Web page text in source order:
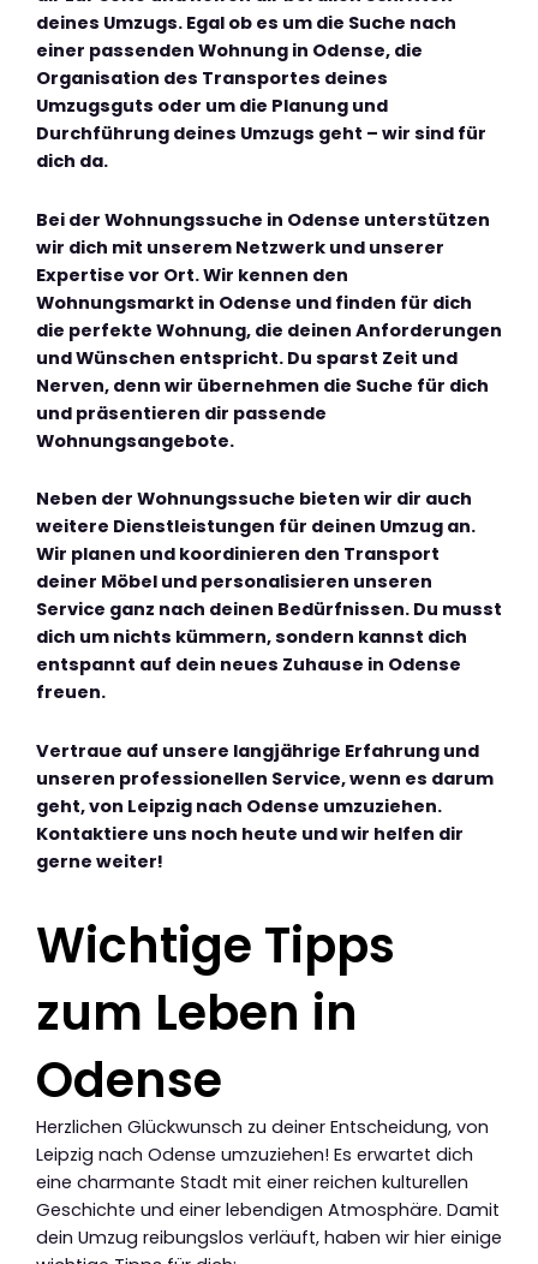
deines Umzugs. Egal ob es um die Suche nach
einer passenden Wohnung in Odense, die
Organisation des Transportes deines
Umzugsguts oder um die Planung und
Durchführung deines Umzugs geht – wir sind für
dich da.
Bei der Wohnungssuche in Odense unterstützen
wir dich mit unserem Netzwerk und unserer
Expertise vor Ort. Wir kennen den
Wohnungsmarkt in Odense und finden für dich
die perfekte Wohnung, die deinen Anforderungen
und Wünschen entspricht. Du sparst Zeit und
Nerven, denn wir übernehmen die Suche für dich
und präsentieren dir passende
Wohnungsangebote.
Neben der Wohnungssuche bieten wir dir auch
weitere Dienstleistungen für deinen Umzug an.
Wir planen und koordinieren den Transport
deiner Möbel und personalisieren unseren
Service ganz nach deinen Bedürfnissen. Du musst
dich um nichts kümmern, sondern kannst dich
entspannt auf dein neues Zuhause in Odense
freuen.
Vertraue auf unsere langjährige Erfahrung und
unseren professionellen Service, wenn es darum
geht, von Leipzig nach Odense umzuziehen.
Kontaktiere uns noch heute und wir helfen dir
gerne weiter!
Wichtige Tipps
zum Leben in
Odense
Herzlichen Glückwunsch zu deiner Entscheidung, von
Leipzig nach Odense umzuziehen! Es erwartet dich
eine charmante Stadt mit einer reichen kulturellen
Geschichte und einer lebendigen Atmosphäre. Damit
dein Umzug reibungslos verläuft, haben wir hier einige